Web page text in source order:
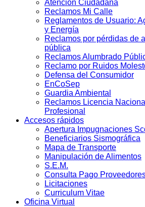
Atención Ciudadana
Reclamos Mi Calle
Reglamentos de Usuario:
y Energía
Reclamos por pérdidas de
pública
Reclamos Alumbrado
Reclamo por Ruidos
Defensa del Consumidor
EnCoSep
Guardia Ambiental
Reclamos Licencia
Profesional
Accesos rápidos
Apertura Impugnaciones
Beneficiarios Sismográfica
Mapa de Transporte
Manipulación de Alimentos
S.E.M.
Consulta Pago
Licitaciones
Curriculum Vitae
Oficina Virtual